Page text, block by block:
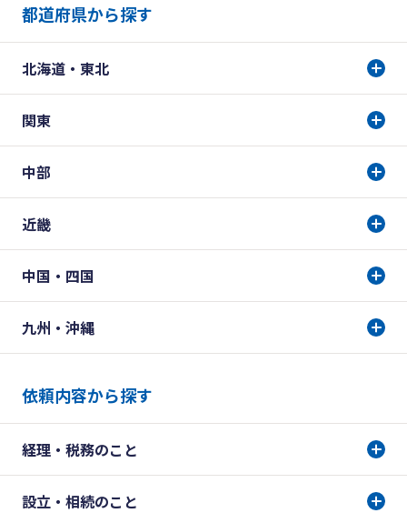
都道府県から探す
北海道・東北
関東
中部
近畿
中国・四国
九州・沖縄
依頼内容から探す
経理・税務のこと
設立・相続のこと